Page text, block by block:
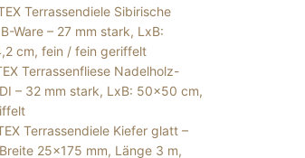
Terrassendiele Sibirische
Ware – 27 mm stark, LxB:
cm, fein / fein geriffelt
Terrassenfliese Nadelholz-
– 32 mm stark, LxB: 50×50 cm,
Terrassendiele Kiefer glatt –
25×175 mm, Länge 3 m,